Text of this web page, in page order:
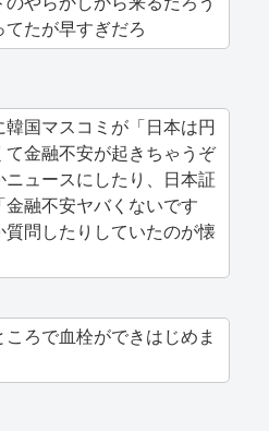
てたが早すぎだろ
韓国マスコミが「日本は円
て金融不安が起きちゃうぞ
ニュースにしたり、日本証
金融不安ヤバくないです
質問したりしていたのが懐
ころで血栓ができはじめま